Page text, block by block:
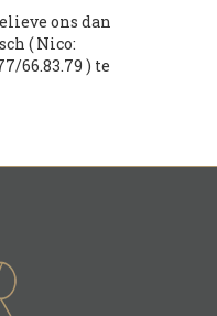
ons dan
( Nico:
66.83.79 ) te